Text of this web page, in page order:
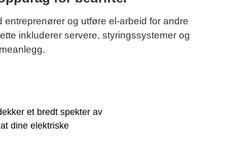
og utføre el-arbeid for andre
inkluderer servere, styringssystemer og
et bredt spekter av
dine elektriske